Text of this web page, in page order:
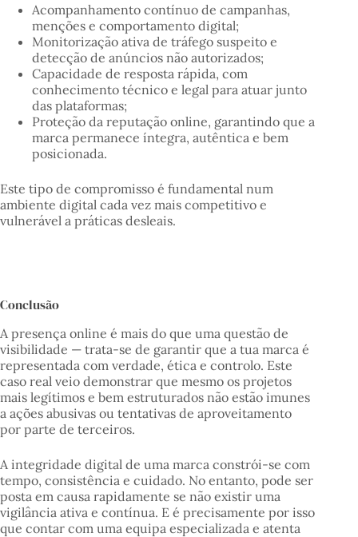
Acompanhamento contínuo de campanhas,
menções e comportamento digital;
Monitorização ativa de tráfego suspeito e
detecção de anúncios não autorizados;
Capacidade de resposta rápida, com
conhecimento técnico e legal para atuar junto
das plataformas;
Proteção da reputação online, garantindo que a
marca permanece íntegra, autêntica e bem
posicionada.
Este tipo de compromisso é fundamental num
ambiente digital cada vez mais competitivo e
vulnerável a práticas desleais.
Conclusão
A presença online é mais do que uma questão de
visibilidade — trata-se de garantir que a tua marca é
representada com verdade, ética e controlo. Este
caso real veio demonstrar que mesmo os projetos
mais legítimos e bem estruturados não estão imunes
a ações abusivas ou tentativas de aproveitamento
por parte de terceiros.
A integridade digital de uma marca constrói-se com
tempo, consistência e cuidado. No entanto, pode ser
posta em causa rapidamente se não existir uma
vigilância ativa e contínua. E é precisamente por isso
que contar com uma equipa especializada e atenta